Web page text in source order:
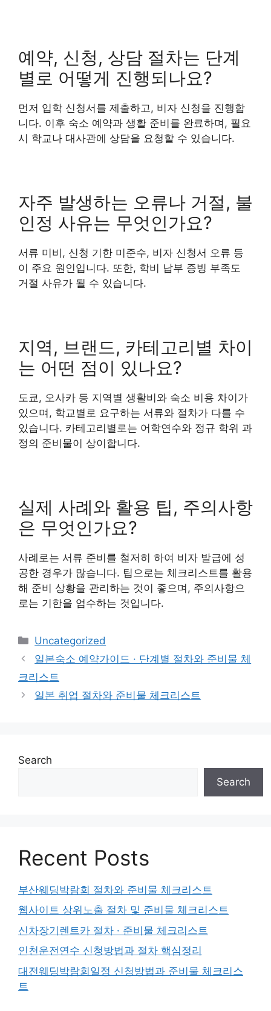
예약, 신청, 상담 절차는 단계
별로 어떻게 진행되나요?
먼저 입학 신청서를 제출하고, 비자 신청을 진행합
니다. 이후 숙소 예약과 생활 준비를 완료하며, 필요
시 학교나 대사관에 상담을 요청할 수 있습니다.
자주 발생하는 오류나 거절, 불
인정 사유는 무엇인가요?
서류 미비, 신청 기한 미준수, 비자 신청서 오류 등
이 주요 원인입니다. 또한, 학비 납부 증빙 부족도
거절 사유가 될 수 있습니다.
지역, 브랜드, 카테고리별 차이
는 어떤 점이 있나요?
도쿄, 오사카 등 지역별 생활비와 숙소 비용 차이가
있으며, 학교별로 요구하는 서류와 절차가 다를 수
있습니다. 카테고리별로는 어학연수와 정규 학위 과
정의 준비물이 상이합니다.
실제 사례와 활용 팁, 주의사항
은 무엇인가요?
사례로는 서류 준비를 철저히 하여 비자 발급에 성
공한 경우가 많습니다. 팁으로는 체크리스트를 활용
해 준비 상황을 관리하는 것이 좋으며, 주의사항으
로는 기한을 엄수하는 것입니다.
Categories
Uncategorized
일본숙소 예약가이드 · 단계별 절차와 준비물 체
크리스트
일본 취업 절차와 준비물 체크리스트
Search
Search
Recent Posts
부산웨딩박람회 절차와 준비물 체크리스트
웹사이트 상위노출 절차 및 준비물 체크리스트
신차장기렌트카 절차 · 준비물 체크리스트
인천운전연수 신청방법과 절차 핵심정리
대전웨딩박람회일정 신청방법과 준비물 체크리스
트